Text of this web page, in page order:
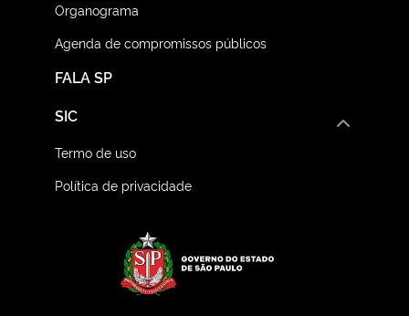
FALA SP
Organograma
Agenda de compromissos públicos
SIC
Termo de uso
Política de privacidade